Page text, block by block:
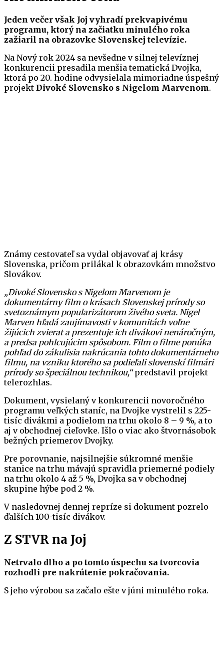
Jeden večer však Joj vyhradí prekvapivému
programu, ktorý na začiatku minulého roka
zažiaril na obrazovke Slovenskej televízie.
Na Nový rok 2024 sa nevšedne v silnej televíznej
konkurencii presadila menšia tematická Dvojka,
ktorá po 20. hodine odvysielala mimoriadne úspešný
projekt Divoké Slovensko s Nigelom Marvenom.
Známy cestovateľ sa vydal objavovať aj krásy
Slovenska, pričom prilákal k obrazovkám množstvo
Slovákov.
„Divoké Slovensko s Nigelom Marvenom je
dokumentárny film o krásach Slovenskej prírody so
svetoznámym popularizátorom živého sveta. Nigel
Marven hľadá zaujímavosti v komunitách voľne
žijúcich zvierat a prezentuje ich divákovi nenáročným,
a predsa pohlcujúcim spôsobom. Film o filme ponúka
pohľad do zákulisia nakrúcania tohto dokumentárneho
filmu, na vzniku ktorého sa podieľali slovenskí filmári
prírody so špeciálnou technikou,“predstavil projekt
telerozhlas.
Dokument, vysielaný v konkurencii novoročného
programu veľkých staníc, na Dvojke vystrelil s 225-
tisíc divákmi a podielom na trhu okolo 8 – 9 %, a to
aj v obchodnej cieľovke. Išlo o viac ako štvornásobok
bežných priemerov Dvojky.
Pre porovnanie, najsilnejšie súkromné menšie
stanice na trhu mávajú spravidla priemerné podiely
na trhu okolo 4 až 5 %, Dvojka sa v obchodnej
skupine hýbe pod 2 %.
V nasledovnej dennej repríze si dokument pozrelo
ďalších 100-tisíc divákov.
Z STVR na Joj
Netrvalo dlho a po tomto úspechu sa tvorcovia
rozhodli pre nakrútenie pokračovania.
S jeho výrobou sa začalo ešte v júni minulého roka.